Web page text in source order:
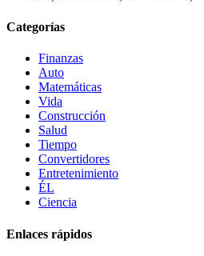
Categorías
Finanzas
Auto
Matemáticas
Vida
Construcción
Salud
Tiempo
Convertidores
Entretenimiento
ÉL
Ciencia
Enlaces rápidos